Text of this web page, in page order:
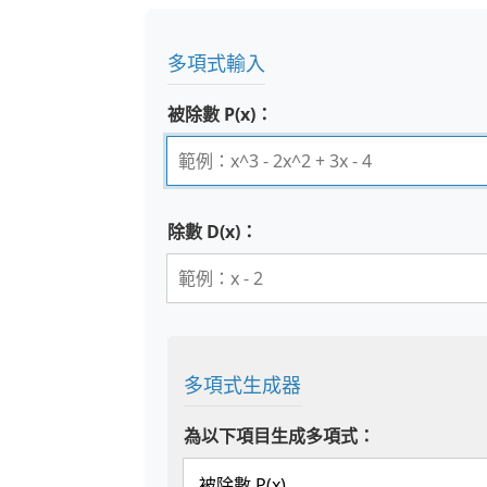
多項式輸入
被除數 P(x)：
除數 D(x)：
多項式生成器
為以下項目生成多項式：